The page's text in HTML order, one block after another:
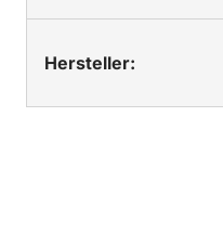
Hersteller: